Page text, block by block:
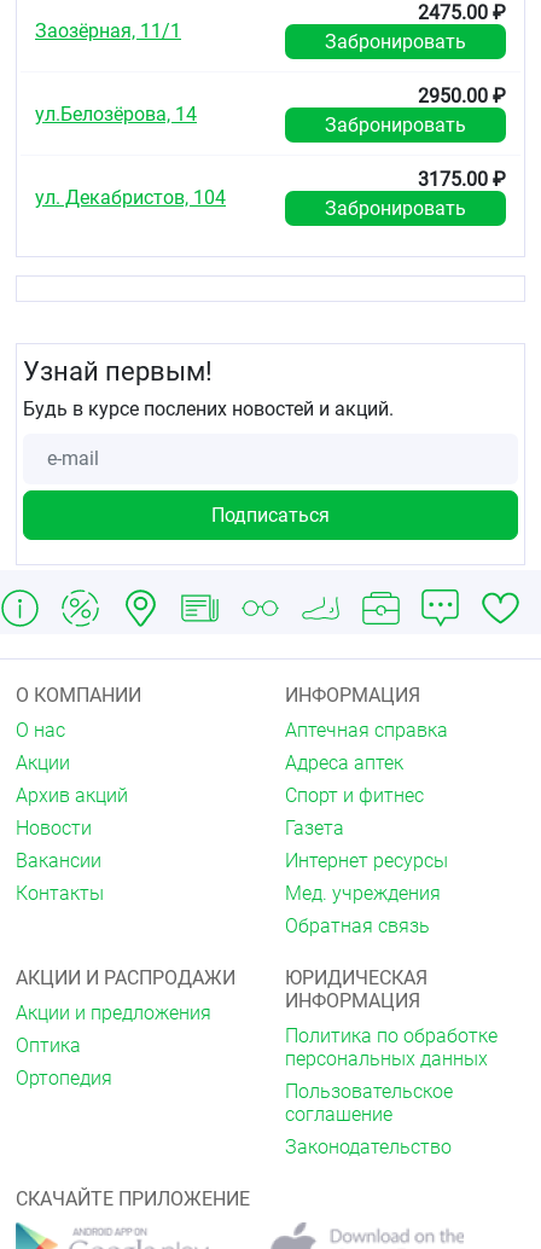
Заозёрная, 11/1
2475.00 ₽
Забронировать
ул.Белозёрова, 14
2950.00 ₽
Забронировать
ул. Декабристов, 104
3175.00 ₽
Забронировать
Узнай первым!
Будь в курсе послених новостей и акций.
О КОМПАНИИ
О нас
Акции
Архив акций
Новости
Вакансии
Контакты
ИНФОРМАЦИЯ
Аптечная справка
Адреса аптек
Спорт и фитнес
Газета
Интернет ресурсы
Мед. учреждения
Обратная связь
АКЦИИ И РАСПРОДАЖИ
Акции и предложения
Оптика
Ортопедия
ЮРИДИЧЕСКАЯ
ИНФОРМАЦИЯ
Политика по обработке
персональных данных
Пользовательское
соглашение
Законодательство
СКАЧАЙТЕ ПРИЛОЖЕНИЕ